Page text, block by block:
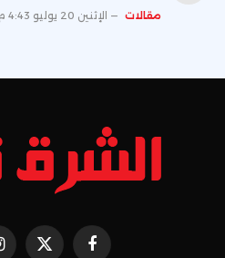
مقالات الإثنين 20 يوليو 4:43 م
فيسبوك X